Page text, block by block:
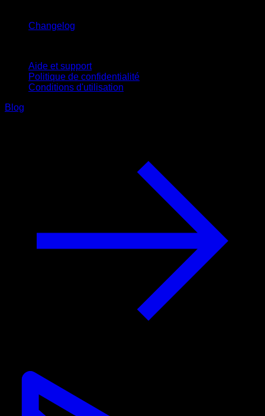
Changelog
Aide et support
Politique de confidentialité
Conditions d'utilisation
Blog